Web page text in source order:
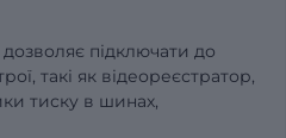
підключати до
такі як відеореєстратор,
тиску в шинах,